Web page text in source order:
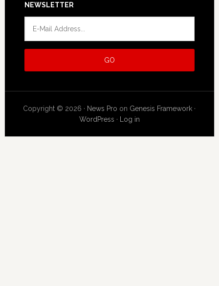
NEWSLETTER
Copyright © 2026 · News Pro on Genesis Framework ·
WordPress · Log in